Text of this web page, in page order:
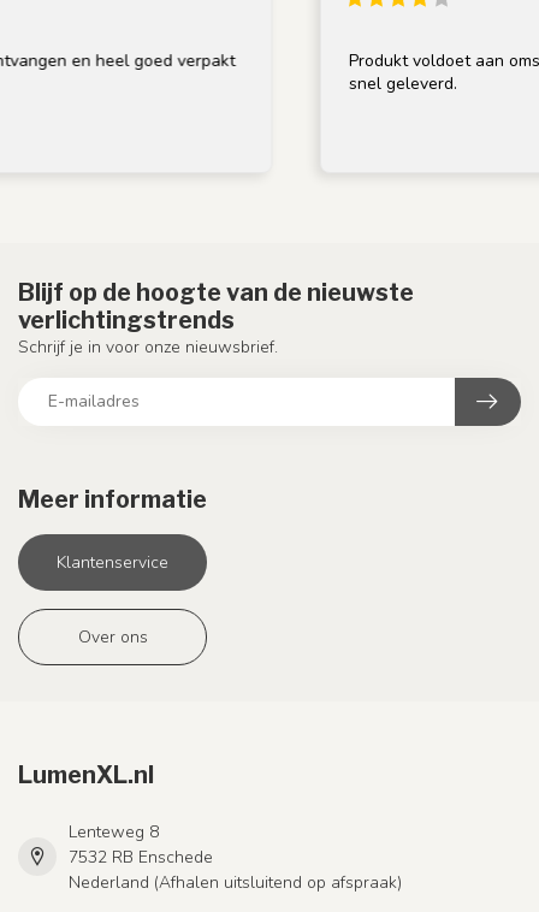
en heel goed verpakt
Produkt voldoet aan
snel geleverd.
Meer informatie
Klantenservice
Over ons
Blijf op de hoogte van de nieuwste
verlichtingstrends
Schrijf je in voor onze nieuwsbrief.
LumenXL.nl
Lenteweg 8
7532 RB Enschede
Nederland (Afhalen uitsluitend op afspraak)